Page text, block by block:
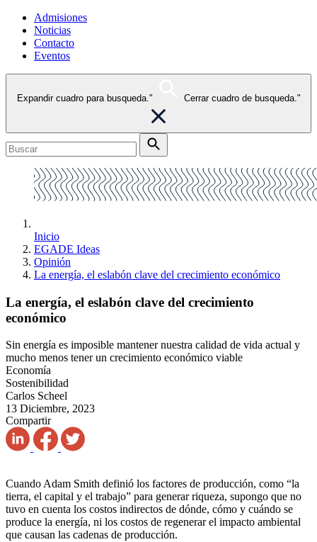
Admisiones
Noticias
Contacto
Eventos
Expandir cuadro para busqueda." Cerrar cuadro de busqueda."
Inicio
EGADE Ideas
Opinión
La energía, el eslabón clave del crecimiento económico
La energía, el eslabón clave del crecimiento
económico
Sin energía es imposible mantener nuestra calidad de vida actual y
mucho menos tener un crecimiento económico viable
Economía
Sostenibilidad
Carlos Scheel
13 Diciembre, 2023
Compartir
Cuando Adam Smith definió los factores de producción, como “la
tierra, el capital y el trabajo” para generar riqueza, supongo que no
tuvo en cuenta los costos indirectos de dónde, cómo y cuándo se
produce la energía, ni los costos de regenerar el impacto ambiental
que causan las cadenas de producción.